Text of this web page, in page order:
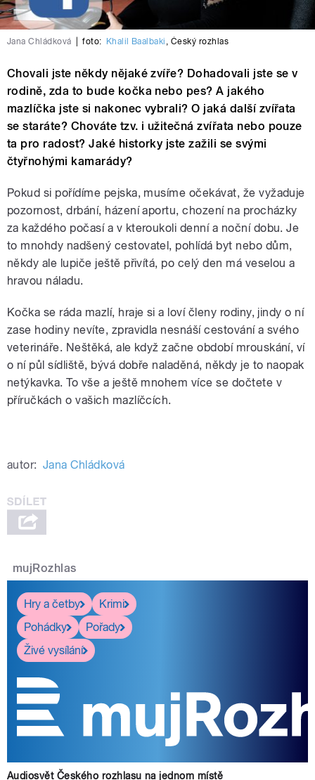
Jana Chládková foto: Khalil Baalbaki , Český rozhlas
Chovali jste někdy nějaké zvíře? Dohadovali jste se v
rodině, zda to bude kočka nebo pes? A jakého
mazlíčka jste si nakonec vybrali? O jaká další zvířata
se staráte? Chováte tzv. i užitečná zvířata nebo pouze
ta pro radost? Jaké historky jste zažili se svými
čtyřnohými kamarády?
Pokud si pořídíme pejska, musíme očekávat, že vyžaduje
pozornost, drbání, házení aportu, chození na procházky
za každého počasí a v kteroukoli denní a noční dobu. Je
to mnohdy nadšený cestovatel, pohlídá byt nebo dům,
někdy ale lupiče ještě přivítá, po celý den má veselou a
hravou náladu.
Kočka se ráda mazlí, hraje si a loví členy rodiny, jindy o ní
zase hodiny nevíte, zpravidla nesnáší cestování a svého
veterináře. Neštěká, ale když začne období mrouskání, ví
o ní půl sídliště, bývá dobře naladěná, někdy je to naopak
netýkavka. To vše a ještě mnohem více se dočtete v
příručkách o vašich mazlíčcích.
autor: Jana Chládková
mujRozhlas
Hry a četby
Krimi
Pohádky
Pořady
Živé vysílání
Audiosvět Českého rozhlasu na jednom místě